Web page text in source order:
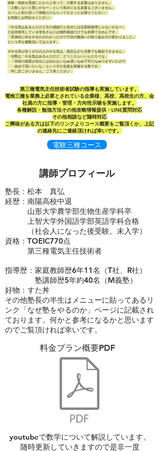
体験・相談を受講したからと言って、入塾する必要はありません。
「入塾しないと悪いかなー」という気分になる必要もございません。
スパっと割り切って情報だけもらってささっとお帰りください。
お気軽にお問合せください。
「やる気はあるんだけど今の成績だと自分には志望校無理じゃないかなー」
と自信喪失している学生さんには無料相談だけでも効果てきめんです。
「具体的に何をやるかがわかったので子供の勉強への取り組み方が変わりました」
という声も複数頂いております。
※やる気が全くゼロの人のやる気は、残念ながら当塾でも喚起できません。
当塾は「やる気はあるんだけど、どうしたらいいんだろうな」
「学校の授業が自分には合わないなor遅いなor下手だなorつまずいたので
改めて習いたいな」という方の支援を実施する塾です。
申し訳ございません。ご了承ください。
​第三種電気主任技術者試験の指導も実施しています。
電検三種を業務上必要とされている企業様、高校、高校生の方、会
社員の方に指導・管理・方向性示唆を実施します。
各種解説・勉強方法その他攻略情報提供・LINE質問対応
​その他相談など随時対応
​ご興味がある方は以下のリンクよりコース概要をご覧頂くか、上記
の連絡先にご連絡頂ければ幸いです。
電験三種コース
講師プロフィール
塾長：松本 真弘
経歴：南陽高校中退
山形大学農学部生物生産学科卒
上智大学外国語学部英語学科合格
（社会人になった後受験。未入学）
資格：TOEIC770点
​ 第三種電気主任技術者
指導歴：家庭教師歴6年11名（T社、R社）
​ 塾講師歴5年約40名（M義塾）
​好物：すた丼
その他塾長の半生はメニューに貼ってあるリ
ンク「なぜ塾をやるのか」ページに記載され
ております。何かと参考になるかと思います
のでご覧頂ければ幸いです。
​料金プラン概要PDF
youtubeで数学について解説しています。
​随時更新していきますので是非一度